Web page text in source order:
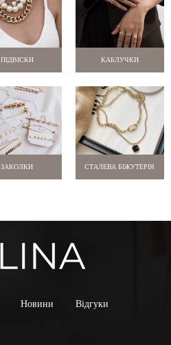
ПІДВІСКИ КАБЛУЧКИ
ЗАКОЛКИ СТАЛЕВА БІЖУТЕРІЯ
Новини Відгуки